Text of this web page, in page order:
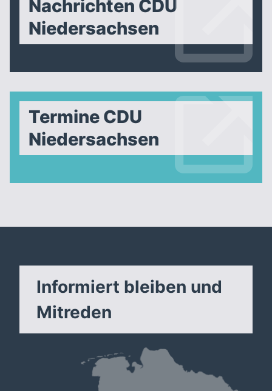
Nachrichten CDU
Niedersachsen
Termine CDU
Niedersachsen
Informiert bleiben und
Mitreden